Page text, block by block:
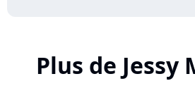
Plus de Jessy